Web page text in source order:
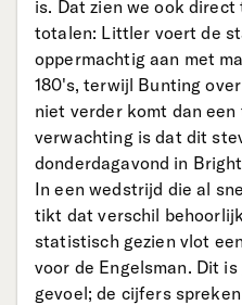
is. Dat zien we ook
totalen: Littler voert de
oppermachtig aan met
180's, terwijl Bunting
niet verder komt dan
verwachting is dat dit
donderdagavond in
In een wedstrijd die al
tikt dat verschil
statistisch gezien vlot
voor de Engelsman. Dit
gevoel; de cijfers